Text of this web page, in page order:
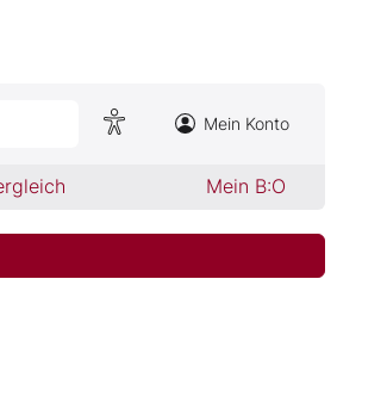
Mein Konto
Mein B:O